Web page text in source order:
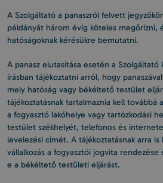
A Szolgáltató a panaszról felvett
példányát három évig köteles megőrizni,
hatóságoknak kérésükre bemutatni.
A panasz elutasítása esetén a
írásban tájékoztatni arról, hogy
mely hatóság vagy békéltető testület
tájékoztatásnak tartalmaznia kell továbbá
a fogyasztó lakóhelye vagy tartózkodási
testület székhelyét, telefonos és
levelezési címét. A tájékoztatásnak arra
vállalkozás a fogyasztói jogvita
e a békéltető testületi eljárást.